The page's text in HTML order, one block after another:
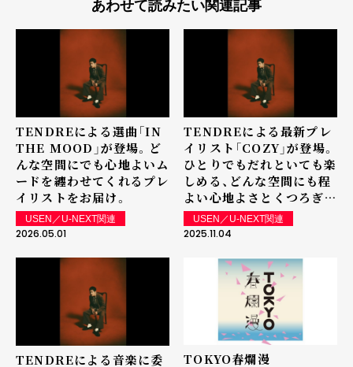
あわせて読みたい関連記事
TENDREによる選曲「IN
THE MOOD」が登場。ど
んな空間にでも心地よいム
ードを纏わせてくれるプレ
イリストをお届け。
USEN／U-NEXT関連
2026.05.01
TENDREによる最新プレ
イリスト「COZY」が登場。
ひとりでもだれといても楽
しめる、どんな空間にも程
よい心地よさとくつろぎを
与えてくれます。
USEN／U-NEXT関連
2025.11.04
TENDREによる音楽に委
TOKYO春爛漫